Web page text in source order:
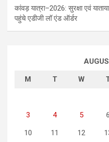
कांवड़ यात्रा–2026: सुरक्षा एवं
पहुंचे एडीजी लॉ एंड ऑर्डर
M T W
3 4 5 6
10 11 12